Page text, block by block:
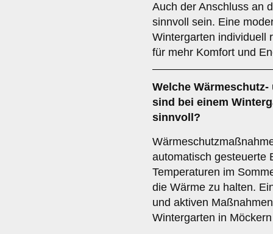
Auch der Anschluss an
sinnvoll sein. Eine
Wintergarten individuell
für mehr Komfort und
Welche
sind bei einem
sinnvoll?
automatisch gesteuerte
Temperaturen im
die Wärme zu halten.
und aktiven
Wintergarten in